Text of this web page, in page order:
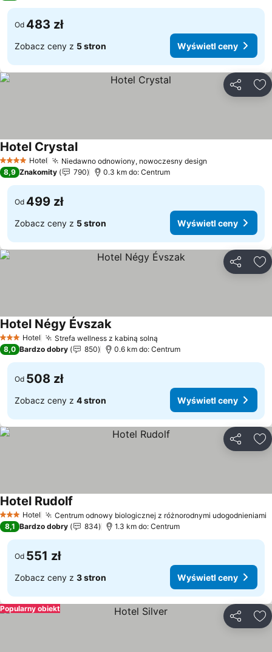
Od 483 zł
Zobacz ceny z 5 stron Wyświetl ceny
4 KategoriaHotel Niedawno odnowiony, nowoczesny design
Hotel Crystal
8,9 Znakomity 790 0.3 km do: Centrum
Od 499 zł
Zobacz ceny z 5 stron Wyświetl ceny
3 Kategoria
Hotel Strefa wellness z kabiną solną
Hotel Négy Évszak
8,0 Bardzo dobry 850 0.6 km do: Centrum
Od 508 zł
Zobacz ceny z 4 stron Wyświetl ceny
3 Kategoria
Hotel Centrum odnowy biologicznej z różnorodnymi udogodnieniami
Hotel Rudolf
8,1 Bardzo dobry 834 1.3 km do: Centrum
Od 551 zł
Zobacz ceny z 3 stron Wyświetl ceny
Popularny obiekt